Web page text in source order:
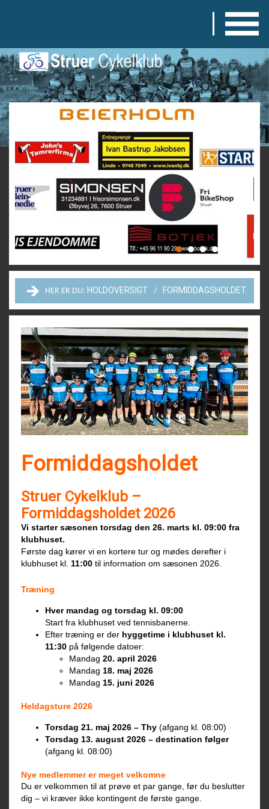
HER ER DU: HOLDOVERSIGT FORMIDDAGSHOLDET
Formiddagsholdet
Struer Cykelklub –
Formiddagsholdet 2026
Vi starter sæsonen torsdag den 26. marts kl. 09:00 fra
klubhuset.
Første dag kører vi en kortere tur og mødes derefter i
klubhuset kl. 11:00 til information om sæsonen 2026.
Træning
Hver mandag og torsdag kl. 09:00
Start fra klubhuset ved tennisbanerne.
Efter træning er der hyggetime i klubhuset kl.
11:30 på følgende datoer:
Mandag 20. april 2026
Mandag 18. maj 2026
Mandag 15. juni 2026
Heldagsture 2026
Torsdag 21. maj 2026 – Thy (afgang kl. 08:00)
Torsdag 13. august 2026 – destination følger
(afgang kl. 08:00)
Nye medlemmer er meget velkomne
Du er velkommen til at prøve et par gange, før du beslutter
dig – vi kræver ikke kontingent de første gange.